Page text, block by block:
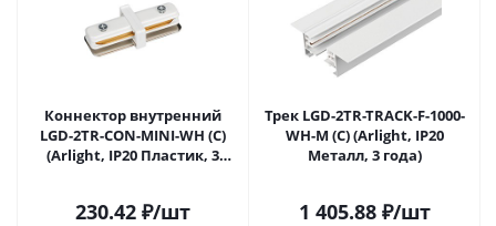
Коннектор внутренний
LGD-2TR-CON-MINI-WH (C)
(Arlight, IP20 Пластик, 3
230.42 ₽/шт
Трек LGD-2TR-TRACK-F-1000-
WH-M (C) (Arlight, IP20
Металл, 3 года)
1 405.88₽/шт